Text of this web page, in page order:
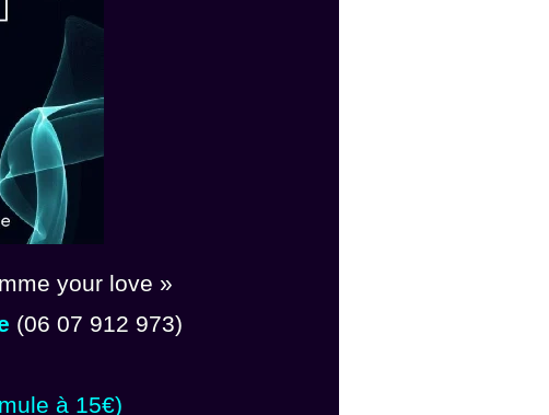
your love »
(06 07 912 973)
à 15€)